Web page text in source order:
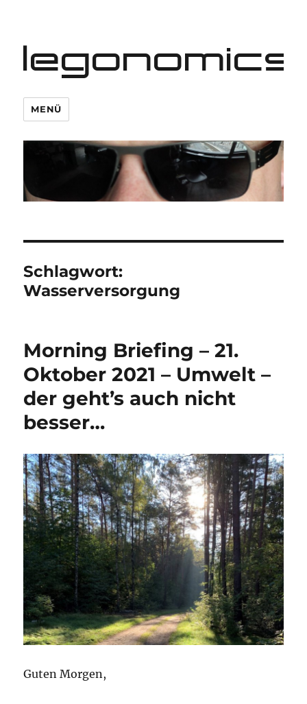
legonomics
MENÜ
Schlagwort:
Wasserversorgung
Morning Briefing – 21.
Oktober 2021 – Umwelt –
der geht’s auch nicht
besser…
Guten Morgen,